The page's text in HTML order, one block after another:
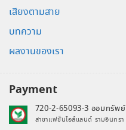
เสียงตามสาย
บทความ
ผลงานของเรา
Payment
720-2-65093-3 ออมทรัพย์
สาขาแฟชั่นไอส์แลนด์ รามอินทรา